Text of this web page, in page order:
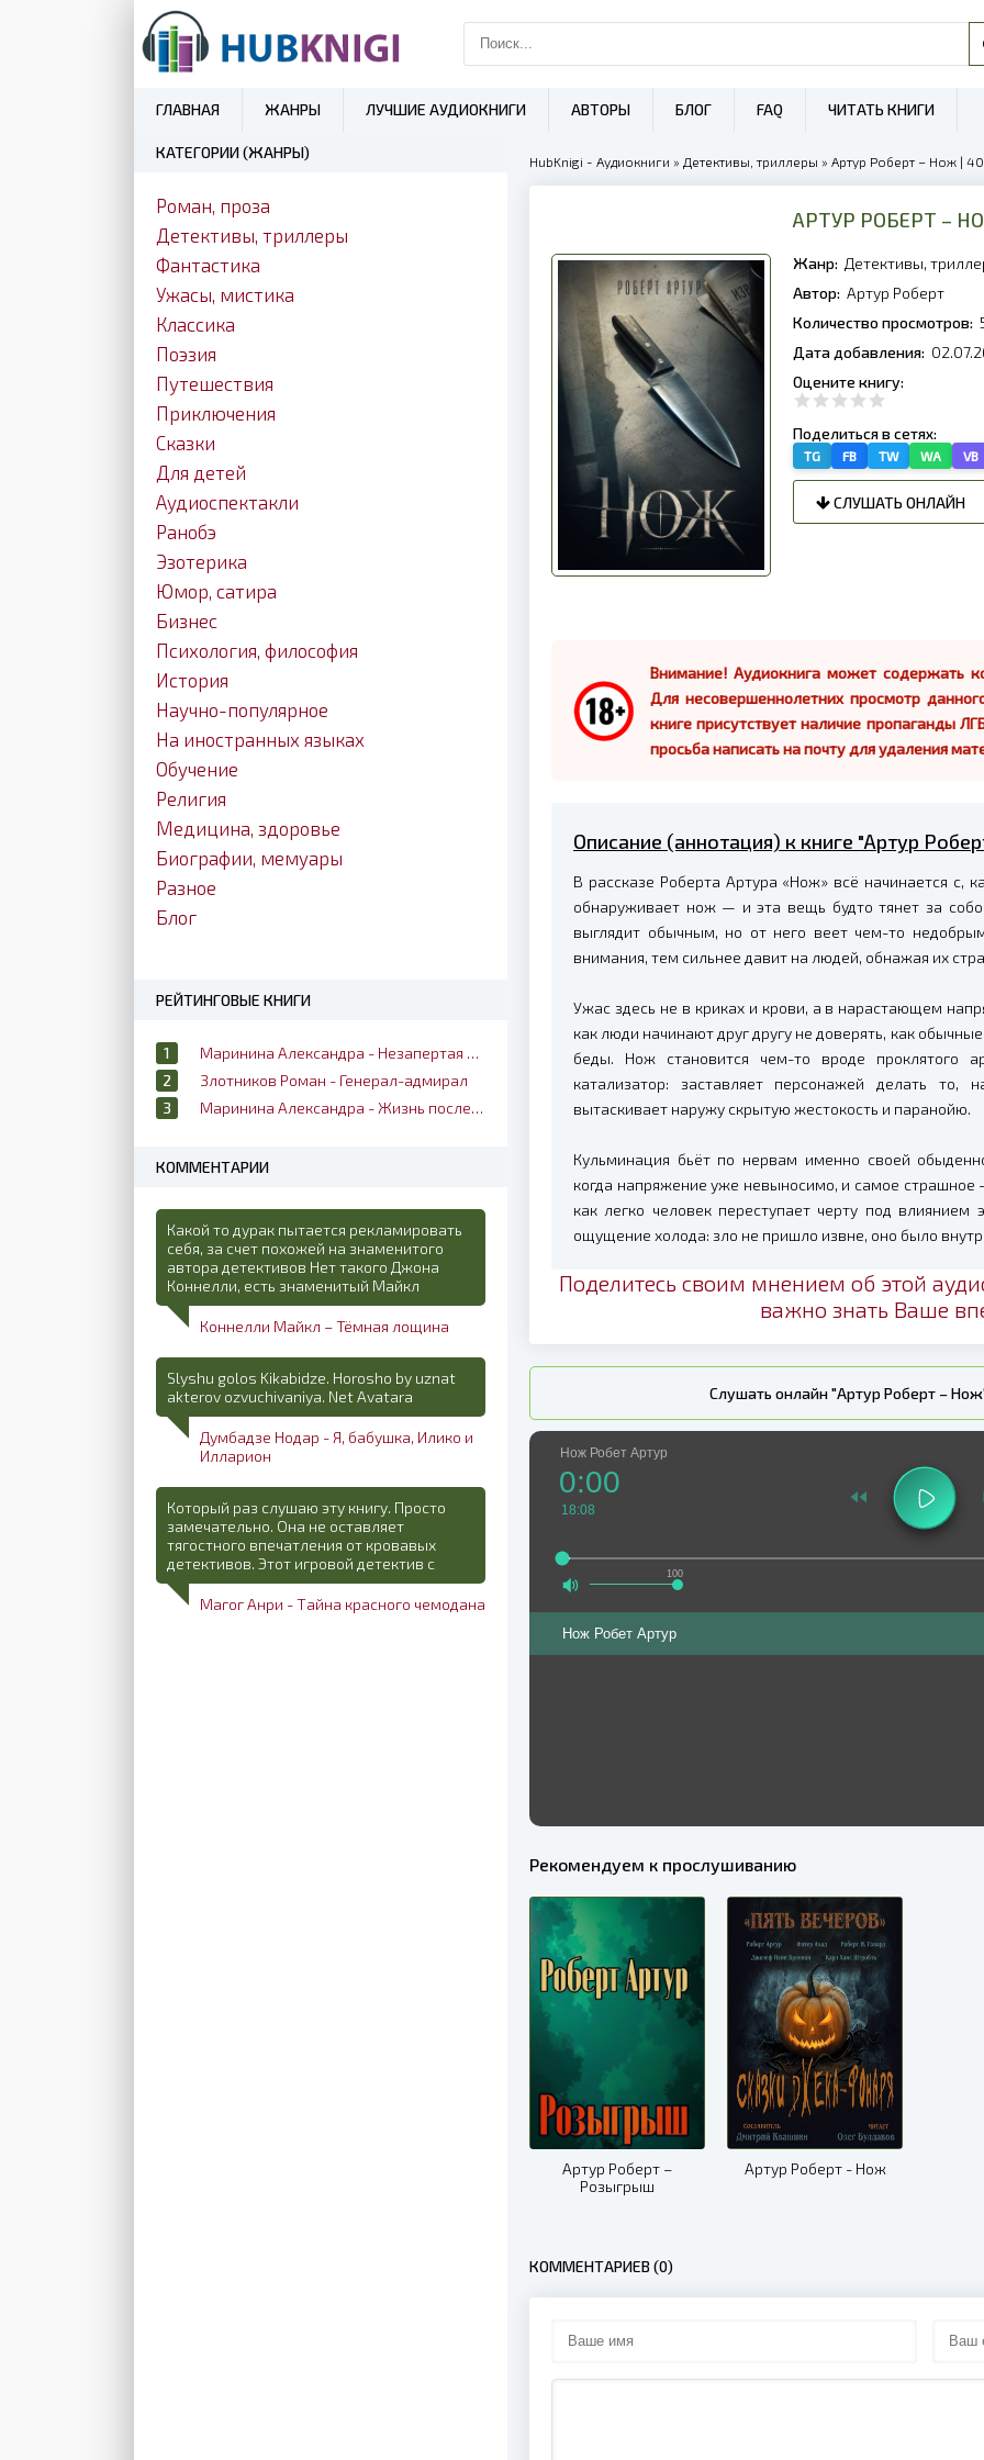
ГЛАВНАЯ ЖАНРЫ ЛУЧШИЕ АУДИОКНИГИ АВТОРЫ БЛОГ FAQ ЧИТАТЬ КНИГИ
HubKnigi - Аудиокниги » Детективы, триллеры » Артур Роберт – Нож |
АРТУР РОБЕРТ –
Жанр: Детективы,
Автор: Артур Роберт
Количество просмотров:
Дата добавления:
Оцените книгу:
Поделиться в сетях:
TG FB TW WA VB
СЛУШАТЬ ОНЛАЙН
Внимание! Аудиокнига может содержать
Для несовершеннолетних просмотр
книге присутствует наличие пропаганды
просьба написать на почту для удаления
Описание (аннотация) к книге "Артур
В рассказе Роберта Артура «Нож» всё начинается с,
обнаруживает нож — и эта вещь будто тянет за
выглядит обычным, но от него веет чем-то
внимания, тем сильнее давит на людей, обнажая их
Ужас здесь не в криках и крови, а в нарастающем
как люди начинают друг другу не доверять, как
беды. Нож становится чем-то вроде проклятого
катализатор: заставляет персонажей делать
вытаскивает наружу скрытую жестокость и паранойю.
Кульминация бьёт по нервам именно своей
когда напряжение уже невыносимо, и самое страшное
как легко человек переступает черту под
ощущение холода: зло не пришло извне, оно было
Поделитесь своим мнением об этой
важно знать Ваше
Слушать онлайн "Артур Роберт –
Нож Робет Артур
100
0:00
18:08
Нож Робет Артур
Рекомендуем к прослушиванию
Артур Роберт –
Розыгрыш
Артур Роберт - Нож
КОММЕНТАРИЕВ (0)
КАТЕГОРИИ (ЖАНРЫ)
Роман, проза
Детективы, триллеры
Фантастика
Ужасы, мистика
Классика
Поэзия
Путешествия
Приключения
Сказки
Для детей
Аудиоспектакли
Ранобэ
Эзотерика
Юмор, сатира
Бизнес
Психология, философия
История
Научно-популярное
На иностранных языках
Обучение
Религия
Медицина, здоровье
Биографии, мемуары
Разное
Блог
РЕЙТИНГОВЫЕ КНИГИ
Маринина Александра - Незапертая дверь
Злотников Роман - Генерал-адмирал
Маринина Александра - Жизнь после жизни
КОММЕНТАРИИ
Какой то дурак пытается рекламировать
себя, за счет похожей на знаменитого
автора детективов Нет такого Джона
Коннелли, есть знаменитый Майкл
Коннелли Майкл – Тёмная лощина
Slyshu golos Kikabidze. Horosho by uznat
akterov ozvuchivaniya. Net Avatara
Думбадзе Нодар - Я, бабушка, Илико и
Илларион
Который раз слушаю эту книгу. Просто
замечательно. Она не оставляет
тягостного впечатления от кровавых
детективов. Этот игровой детектив с
Магог Анри - Тайна красного чемодана